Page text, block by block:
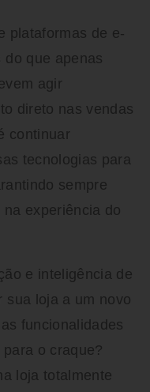
plataformas de e-
do que apenas
agir
direto nas vendas
continuar
tecnologias para
sempre
experiência do
e inteligência de
sua loja a um novo
funcionalidades
o craque?
loja totalmente